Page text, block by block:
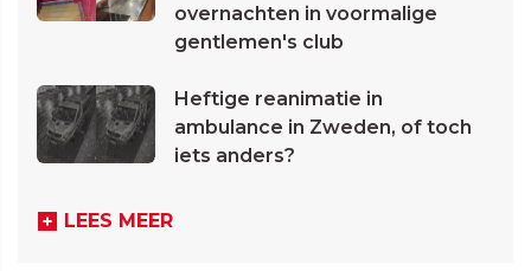
overnachten in voormalige
gentlemen's club
Heftige reanimatie in
ambulance in Zweden, of toch
iets anders?
LEES MEER